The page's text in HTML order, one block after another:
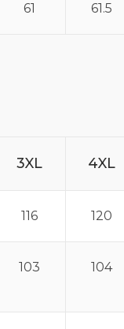
61 61.5
3XL 4XL
116 120
103 104